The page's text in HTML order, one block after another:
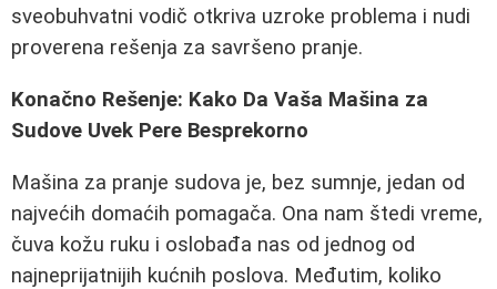
sveobuhvatni vodič otkriva uzroke problema i nudi
proverena rešenja za savršeno pranje.
Konačno Rešenje: Kako Da Vaša Mašina za
Sudove Uvek Pere Besprekorno
Mašina za pranje sudova je, bez sumnje, jedan od
najvećih domaćih pomagača. Ona nam štedi vreme,
čuva kožu ruku i oslobađa nas od jednog od
najneprijatnijih kućnih poslova. Međutim, koliko